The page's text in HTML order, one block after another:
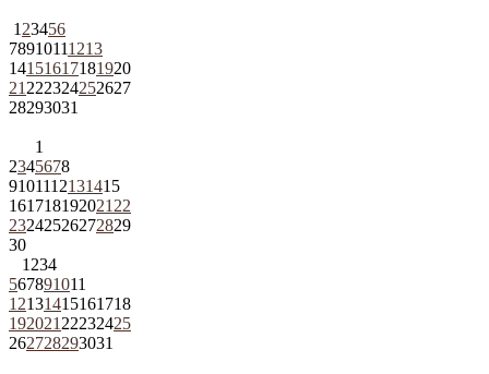
1 23456
78910111213
14151617181920
21 222324252627
28293031
1
2345678
9101112131415
161718192021 22
23242526272829
30
1 234
567891011
12131415161718
192021 22232425
262728293031